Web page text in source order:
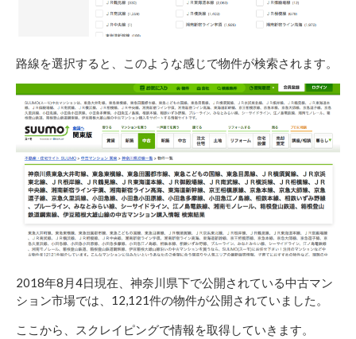
路線を選択すると、このような感じで物件が検索されます。
2018年8月4日現在、神奈川県下で公開されている中古マン
ション市場では、12,121件の物件が公開されていました。
ここから、スクレイピングで情報を取得していきます。